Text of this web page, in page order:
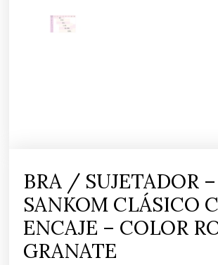
BRA / SUJETADOR –
SANKOM CLÁSICO
ENCAJE – COLOR
GRANATE